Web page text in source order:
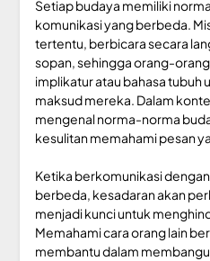
Setiap budaya memiliki
komunikasi yang berbeda.
tertentu, berbicara secara
sopan, sehingga orang-
implikatur atau bahasa tubuh
maksud mereka. Dalam
mengenal norma-norma
kesulitan memahami pesan
Ketika berkomunikasi
berbeda, kesadaran akan
menjadi kunci untuk
Memahami cara orang lain
membantu dalam